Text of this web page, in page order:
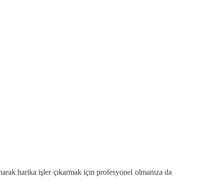
harika işler çıkarmak için profesyonel olmanıza da